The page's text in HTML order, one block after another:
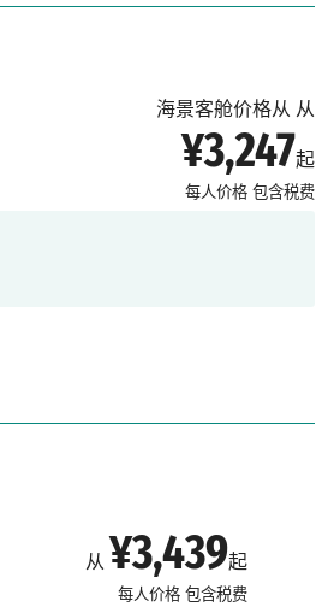
海景客舱价格从 从
¥3,247起
每人价格 包含税费
从 ¥3,439起
每人价格 包含税费